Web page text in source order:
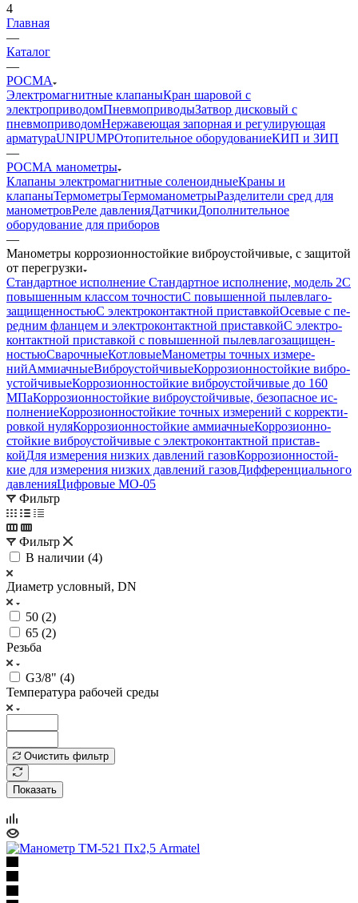
4
Главная
—
Каталог
—
РОСМА
Электромагнитные клапаныКран шаровой с
электроприводомПневмоприводыЗатвор дисковый с
пневмоприводомНержавеющая запорная и регулирующая
арматураUNIPUMPОтопительное оборудованиеКИП и ЗИП
—
РОСМА манометры
Клапаны электромагнитные соленоидныеКраны и
клапаныТермометрыТермоманометрыРазделители сред для
манометровРеле давленияДатчикиДополнительное
оборудование для приборов
—
Манометры кор­ро­зи­он­но­стой­кие виб­ро­ус­той­чи­вые, с за­щи­той
от пе­ре­груз­ки
Стандартное исполнение Стандартное исполнение, модель 2С
по­вы­шен­ным клас­сом точностиС по­вы­шен­ной пы­ле­вла­го­
защи­щен­ностьюС элек­тро­кон­такт­ной при­став­койОсе­вые с пе­
ред­ним флан­цем и элек­тро­кон­такт­ной приставкойС элек­тро­
контакт­ной при­став­кой с по­вы­шен­ной пыле­вла­го­за­щи­щен­
ностьюСварочныеКотловыеМанометры точ­ных изме­ре­
нийАммиачныеВиб­ро­ус­той­чи­выеКор­ро­зи­он­но­стой­кие виб­ро­
ус­той­чи­выеКор­ро­зи­он­но­стой­кие виб­ро­ус­той­чи­вые до 160
МПаКор­ро­зи­он­но­стой­кие виб­ро­ус­той­чи­вые, бе­зо­пас­ное ис­
пол­не­ниеКор­ро­зи­он­но­стой­кие точ­ных изме­ре­ний с кор­рек­ти­
ров­кой нуляКор­ро­зи­он­но­стой­кие ам­ми­ач­ныеКор­ро­зи­он­но­
стой­кие виб­ро­ус­той­чи­вые с элек­тро­кон­такт­ной при­став­
койДля изме­ре­ния низ­ких дав­ле­ний га­зовКор­ро­зи­он­но­стой­
кие для изме­ре­ния низ­ких дав­ле­ний га­зовДиф­фе­рен­ци­аль­но­го
дав­ле­нияЦиф­ро­вые МО-05
Фильтр
Фильтр
В наличии (4)
Диаметр условный, DN
50 (2)
65 (2)
Резьба
G3/8" (4)
Температура рабочей среды
Очистить фильтр
Показать